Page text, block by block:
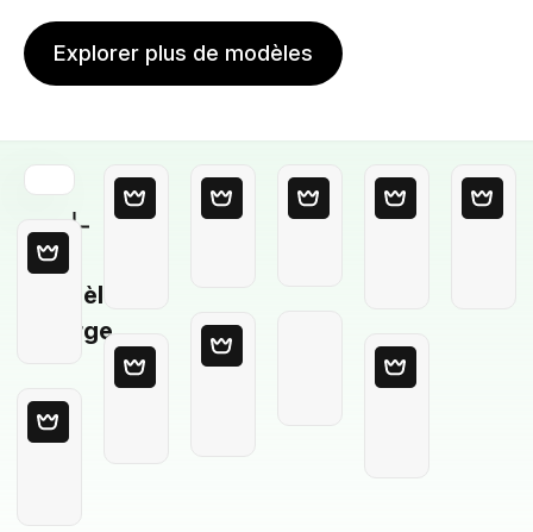
Explorer plus de modèles
Modèle
Vierge